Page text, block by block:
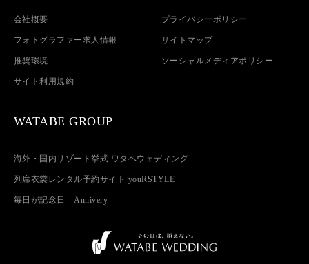
会社概要 プライバシーポリシー
フォトグラファー求人情報 サイトマップ
推奨環境 ソーシャルメディアポリシー
サイト利用規約
WATABE GROUP
海外・国内リゾート挙式 ワタベウェディング
列席衣裳レンタル予約サイト youRSTYLE
毎日が記念日 Annivery